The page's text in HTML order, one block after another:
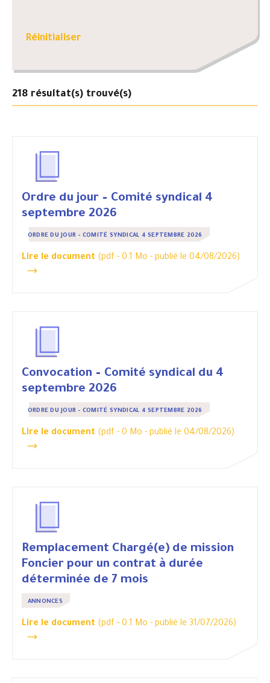
Réinitialiser
218 résultat(s) trouvé(s)
Ordre du jour – Comité syndical 4
septembre 2026
ORDRE DU JOUR - COMITÉ SYNDICAL 4 SEPTEMBRE 2026
Lire le document (pdf - 0.1 Mo - publié le 04/08/2026)
Convocation – Comité syndical du 4
septembre 2026
ORDRE DU JOUR - COMITÉ SYNDICAL 4 SEPTEMBRE 2026
Lire le document (pdf - 0 Mo - publié le 04/08/2026)
Remplacement Chargé(e) de mission
Foncier pour un contrat à durée
déterminée de 7 mois
ANNONCES
Lire le document (pdf - 0.1 Mo - publié le 31/07/2026)